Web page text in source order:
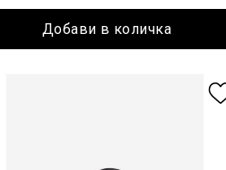
Добави в количка